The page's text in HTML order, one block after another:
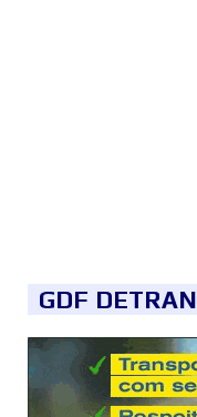
GDF DETRAN